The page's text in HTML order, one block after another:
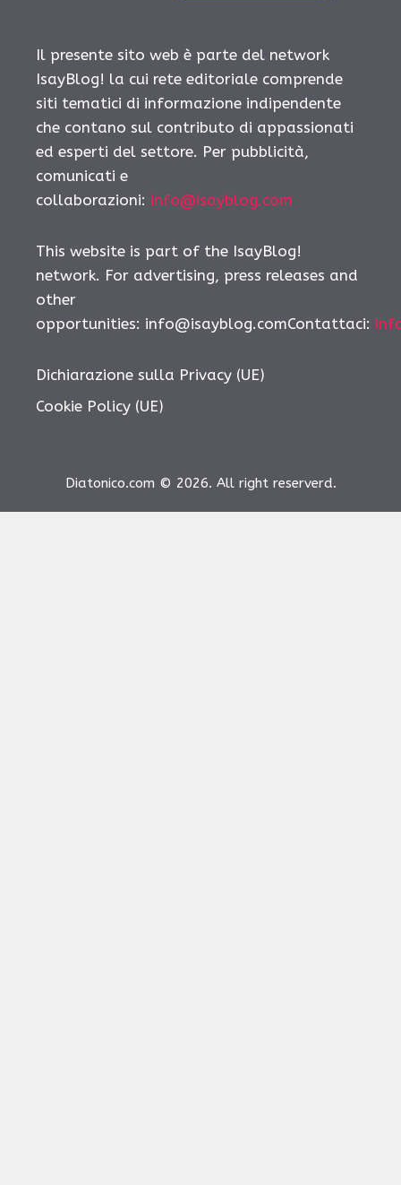
Il presente sito web è parte del network
IsayBlog! la cui rete editoriale comprende
siti tematici di informazione indipendente
che contano sul contributo di appassionati
ed esperti del settore. Per pubblicità,
comunicati e
collaborazioni: info@isayblog.com
This website is part of the IsayBlog!
network. For advertising, press releases and
other
opportunities: info@isayblog.comContattaci:
Dichiarazione sulla Privacy (UE)
Cookie Policy (UE)
Diatonico.com © 2026. All right reserverd.